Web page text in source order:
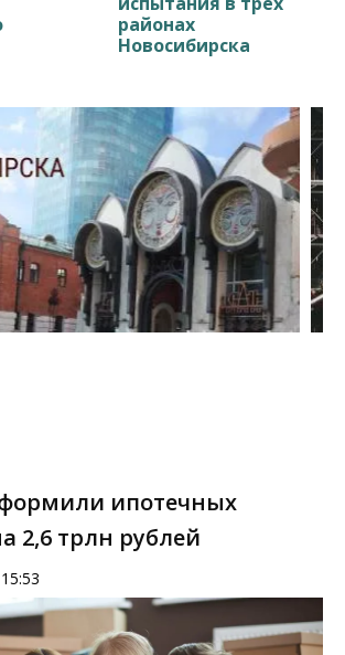
районах
Новосибирска
ипотечных
2,6 трлн рублей